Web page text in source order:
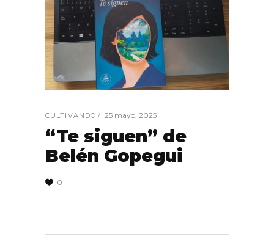
CULTIVANDO 25 mayo, 2025
“Te siguen” de
Belén Gopegui
0